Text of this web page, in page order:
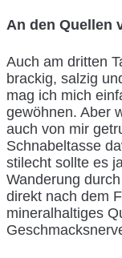
An den Quellen
Auch am dritten
brackig, salzig
mag ich mich
gewöhnen. Aber
auch von mir
Schnabeltasse
stilecht sollte es
Wanderung
direkt nach dem
mineralhaltiges